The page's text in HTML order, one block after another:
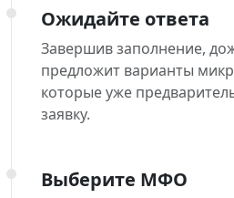
Ожидайте ответа
Завершив заполнение,
предложит варианты
которые уже
заявку.
Выберите МФО